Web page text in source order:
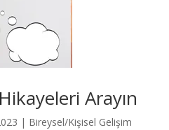
Arayın
| Bireysel/Kişisel Gelişim